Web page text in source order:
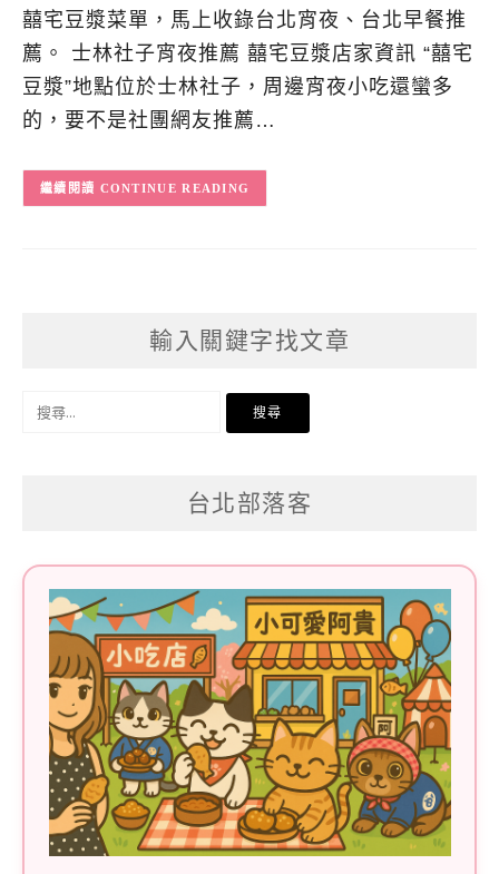
囍宅豆漿菜單，馬上收錄台北宵夜、台北早餐推
薦。 士林社子宵夜推薦 囍宅豆漿店家資訊 “囍宅
豆漿”地點位於士林社子，周邊宵夜小吃還蠻多
的，要不是社團網友推薦…
CONTINUE READING
輸入關鍵字找文章
搜
台北部落客